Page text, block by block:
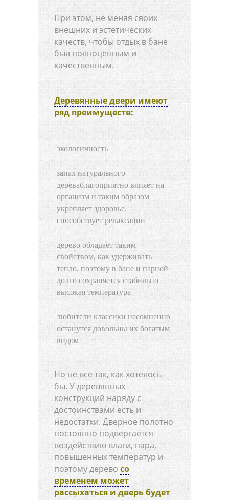
При этом, не меняя своих
внешних и эстетических
качеств, чтобы отдых в бане
был полноценным и
качественным.
Деревянные двери имеют
ряд преимуществ:
экологичность
запах натурального
дереваблагоприятно влияет на
организм и таким образом
укрепляет здоровье,
способствует релаксации
дерево обладает таким
свойством, как удерживать
тепло, поэтому в бане и парной
долго сохраняется стабильно
высокая температура
любители классики несомненно
останутся довольны их богатым
видом
Но не все так, как хотелось
бы. У деревянных
конструкций наряду с
достоинствами есть и
недостатки. Дверное полотно
постоянно подвергается
воздействию влаги, пара,
повышенных температур и
поэтому дерево со
временем может
рассыхаться и дверь будет